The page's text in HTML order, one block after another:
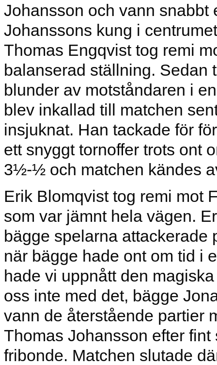
Johansson och vann snabbt
Johanssons kung i
Thomas Engqvist tog remi
balanserad ställning. Sedan
blunder av motståndaren i
blev inkallad till matchen
insjuknat. Han tackade för
ett snyggt tornoffer trots ont
3½-½ och matchen kändes
Erik Blomqvist tog remi mot
som var jämnt hela vägen.
bägge spelarna attackerade
när bägge hade ont om tid i
hade vi uppnått den
oss inte med det, bägge
vann de återstående partier
Thomas Johansson efter
fribonde. Matchen slutade